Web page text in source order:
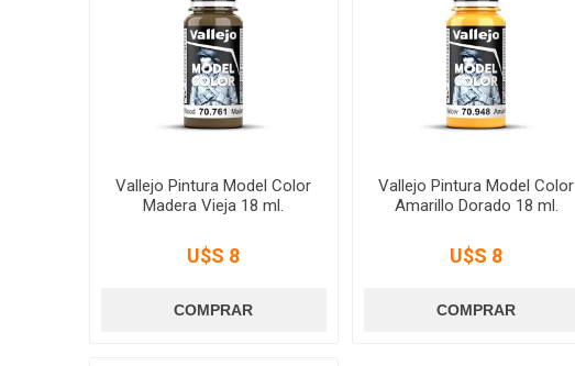
Vallejo Pintura Model Color
Madera Vieja 18 ml.
U$S 8
Vallejo Pintura Model Color
Amarillo Dorado 18 ml.
U$S 8